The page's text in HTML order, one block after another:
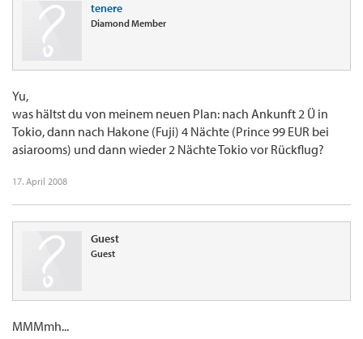
tenere
Diamond Member
Yu,
was hältst du von meinem neuen Plan: nach Ankunft 2 Ü in
Tokio, dann nach Hakone (Fuji) 4 Nächte (Prince 99 EUR bei
asiarooms) und dann wieder 2 Nächte Tokio vor Rückflug?
17. April 2008
Guest
Guest
MMMmh...